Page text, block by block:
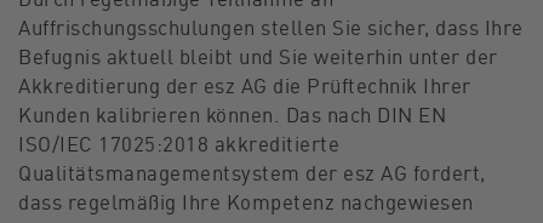
Auffrischungsschulungen stellen Sie sicher, dass Ihre
Befugnis aktuell bleibt und Sie weiterhin unter der
Akkreditierung der esz AG die Prüftechnik Ihrer
Kunden kalibrieren können. Das nach DIN EN
ISO/IEC 17025:2018 akkreditierte
Qualitätsmanagementsystem der esz AG fordert,
dass regelmäßig Ihre Kompetenz nachgewiesen